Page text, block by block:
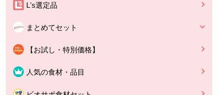
L's選定品
まとめてセット
【お試し・特別価格】
人気の食材・品目